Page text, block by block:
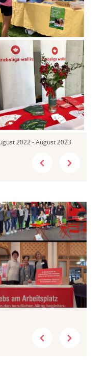
2022 - August 2023